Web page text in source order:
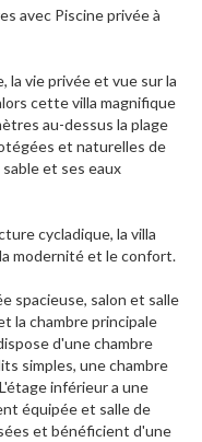
avec Piscine privée à
la vie privée et vue sur la
cette villa magnifique
au-dessus la plage
et naturelles de
et ses eaux
cycladique, la villa
modernité et le confort.
spacieuse, salon et salle
la chambre principale
d'une chambre
simples, une chambre
inférieur a une
équipée et salle de
et bénéficient d'une